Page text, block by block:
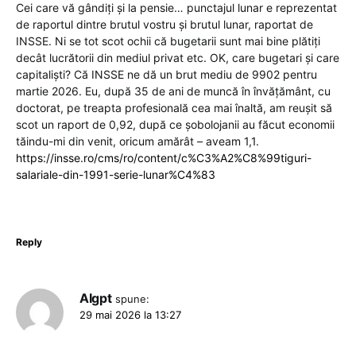
Cei care vă gândiți și la pensie… punctajul lunar e reprezentat
de raportul dintre brutul vostru și brutul lunar, raportat de
INSSE. Ni se tot scot ochii că bugetarii sunt mai bine plătiți
decât lucrătorii din mediul privat etc. OK, care bugetari și care
capitaliști? Că INSSE ne dă un brut mediu de 9902 pentru
martie 2026. Eu, după 35 de ani de muncă în învățământ, cu
doctorat, pe treapta profesională cea mai înaltă, am reușit să
scot un raport de 0,92, după ce șobolojanii au făcut economii
tăindu-mi din venit, oricum amărât – aveam 1,1.
https://insse.ro/cms/ro/content/c%C3%A2%C8%99tiguri-
salariale-din-1991-serie-lunar%C4%83
Reply
AIgpt spune:
29 mai 2026 la 13:27